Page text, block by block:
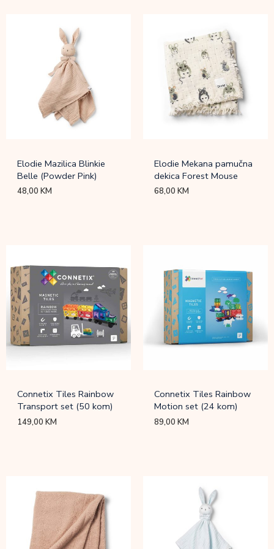
Elodie Mazilica Blinkie
Belle (Powder Pink)
48,00KM
Elodie Mekana pamučna
dekica Forest Mouse
68,00KM
Connetix Tiles Rainbow
Transport set (50 kom)
149,00KM
Connetix Tiles Rainbow
Motion set (24 kom)
89,00KM